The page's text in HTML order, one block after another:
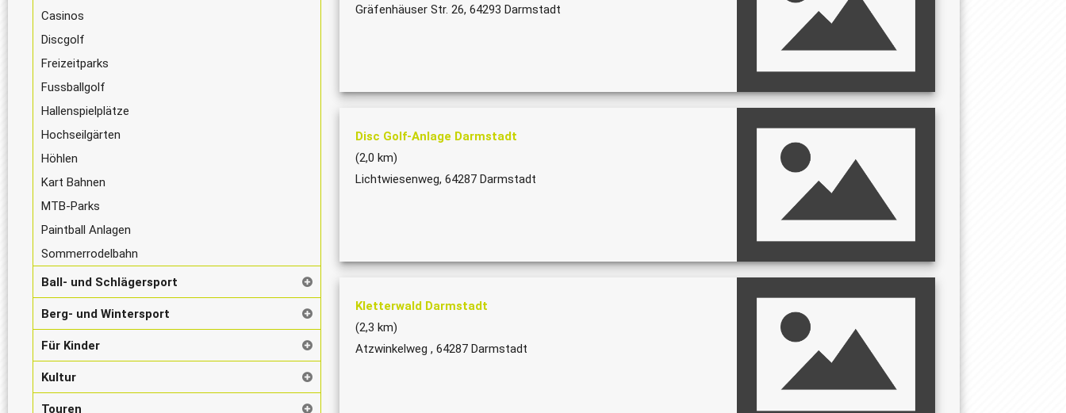
Casinos
Discgolf
Freizeitparks
Fussballgolf
Hallenspielplätze
Hochseilgärten
Höhlen
Kart Bahnen
MTB-Parks
Paintball Anlagen
Sommerrodelbahn
Ball- und Schlägersport
Berg- und Wintersport
Für Kinder
Kultur
Touren
Gräfenhäuser Str. 26, 64293 Darmstadt
Disc Golf-Anlage Darmstadt
(2,0 km)
Lichtwiesenweg, 64287 Darmstadt
Kletterwald Darmstadt
(2,3 km)
Atzwinkelweg , 64287 Darmstadt